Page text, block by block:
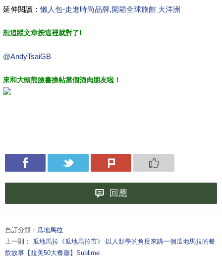
延伸閱讀：懶人包-走進時尚品牌,開箱全球旅館 大洋洲
想追蹤文章按這裡就對了!
@AndyTsaiGB
來和大頭熊臉書換帖當個酒肉朋友啦！
回應
自訂分類： 瓜地馬拉
上一則： 瓜地馬拉《瓜地馬拉市》-以人類學的角度來講一個瓜地馬拉的餐
飲故事【拉美50大餐廳】Sublime